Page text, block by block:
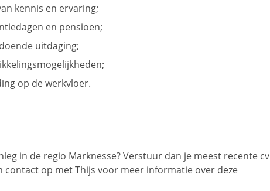
kennis en ervaring;
en pensioen;
uitdaging;
op de werkvloer.
in de regio Marknesse? Verstuur dan je meest recente cv
op met Thijs voor meer informatie over deze